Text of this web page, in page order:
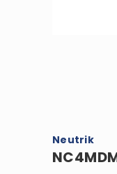
Neutrik